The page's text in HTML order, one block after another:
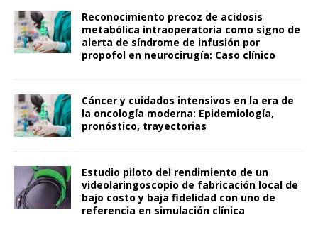
Reconocimiento precoz de acidosis
metabólica intraoperatoria como signo de
alerta de síndrome de infusión por
propofol en neurocirugía: Caso clínico
Cáncer y cuidados intensivos en la era de
la oncología moderna: Epidemiología,
pronóstico, trayectorias
Estudio piloto del rendimiento de un
videolaringoscopio de fabricación local de
bajo costo y baja fidelidad con uno de
referencia en simulación clínica